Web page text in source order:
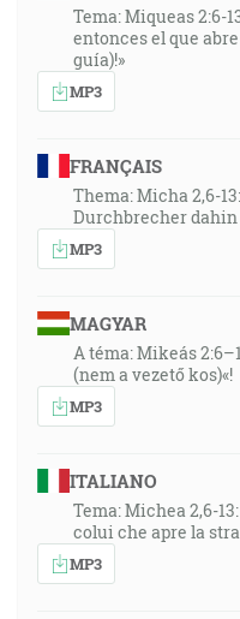
Tema: Miqueas 2:6-
entonces el que
guía)!»
MP3
FRANÇAIS
Thema: Micha 2,6-
Durchbrecher
MP3
MAGYAR
A téma: Mikeás
(nem a vezető kos)«!
MP3
ITALIANO
Tema: Michea 2,6-
colui che apre la
MP3